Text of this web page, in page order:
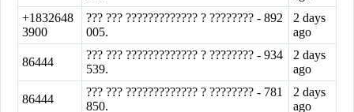
+1832648
3900
??? ??? ????????????? ? ???????? - 892
005.
2 days
ago
86444
??? ??? ????????????? ? ???????? - 934
539.
2 days
ago
86444
??? ??? ????????????? ? ???????? - 781
850.
2 days
ago